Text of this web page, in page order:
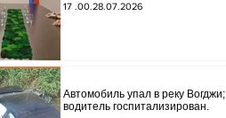
стратегического партнерства.
17 .00.28.07.2026
Автомобиль упал в реку Вогджи;
водитель госпитализирован.